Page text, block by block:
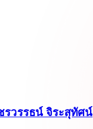
รวรรธน์ จิระสุทัศน์